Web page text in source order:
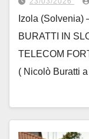
Izola (Solvenia)
BURATTI IN
TELECOM
( Nicolò Buratti